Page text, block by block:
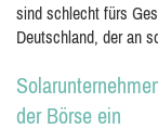
sind schlecht fürs
Deutschland, der an
der Börse ein